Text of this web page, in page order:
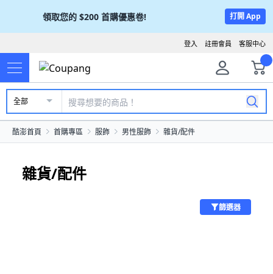
領取您的 $200 首購優惠卷! 打開 App
客服中心
註冊會員
登入
全部
酷澎首頁 首購專區 服飾 男性服飾 雜貨/配件
雜貨/配件
篩選器